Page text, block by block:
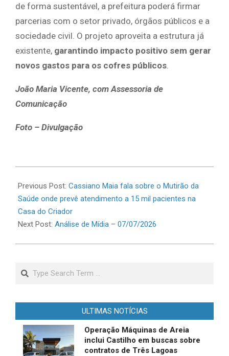
de forma sustentável, a prefeitura poderá firmar
parcerias com o setor privado, órgãos públicos e a
sociedade civil. O projeto aproveita a estrutura já
existente, garantindo impacto positivo sem gerar
novos gastos para os cofres públicos
João Maria Vicente, com Assessoria de
Comunicação
Foto – Divulgação
07-
07
Previous Post: Cassiano Maia fala sobre o Mutirão da
Saúde onde prevê atendimento a 15 mil pacientes na
Casa do Criador
Next Post: Análise de Mídia – 07/07/2026
Search
ULTIMAS NOTÍCIAS
Operação Máquinas de Areia
inclui Castilho em buscas sobre
contratos de Três Lagoas